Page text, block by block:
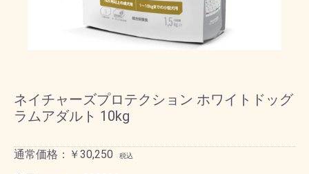
ネイチャーズプロテクション ホワイトドッグ
ラムアダルト 10kg
通常価格：￥30,250 税込